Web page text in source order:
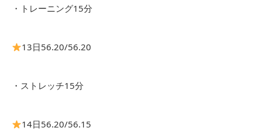
・トレーニング15分
13日56.20/56.20
・ストレッチ15分
14日56.20/56.15